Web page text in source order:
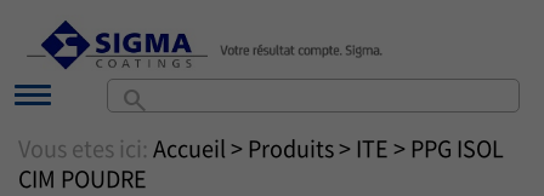
search
Vous etes ici: Accueil> Produits> ITE> PPG ISOL
CIM POUDRE